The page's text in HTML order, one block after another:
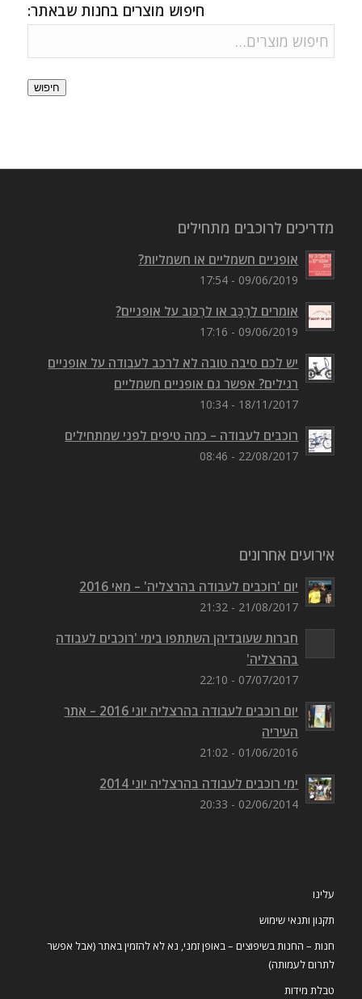
חיפוש מוצרים בחנות שבאתר:
חיפוש
מדריכים לרוכבים מתחילים
אופניים חשמליים או חשמליות?
09/06/2019 - 17:54
אומרים לִרְכַּב או לִרְכּוב על אופניים?
09/06/2019 - 17:16
יש לכם סיבה טובה לא לרכב לעבודה על אופניים
רגילים? אפשר גם אופניים חשמליים
18/11/2017 - 10:34
רוכבים לעבודה – כמה טיפים לפני שמתחילים
22/08/2017 - 08:46
אירועים אחרונים
יום 'רוכבים לעבודה בהרצליה' – מאי 2016
21/08/2017 - 21:32
חברות שעובדיהן השתתפו בימי 'רוכבים לעבודה
בהרצליה'
07/07/2017 - 22:10
יום רוכבים לעבודה בהרצליה יוני 2016 – אתר
העיריה
01/06/2016 - 21:02
ימי רוכבים לעבודה בהרצליה יוני 2014
02/06/2014 - 20:33
עלינו
תקנון ותנאי שימוש
חנות – החנות בשיפוצים – באופן זמני, נא לא להזמין באתר (אבל אפשר
לתרום לעמותה)
טבלת מידות